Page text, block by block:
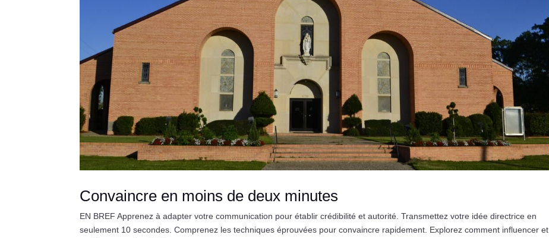
Convaincre en moins de deux minutes
EN BREF Apprenez à adapter votre communication pour établir crédibilité et autorité. Transmettez votre idée directrice en
seulement 10 secondes. Comprenez les techniques éprouvées pour convaincre rapidement. Explorez comment influencer et